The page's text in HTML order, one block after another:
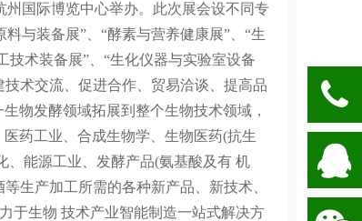
州国际博览中心举办。此次展会设不同专
与装备展”、“酵素与营养健康展”、“生
技术装备展”、“生化仪器与实验室设备
术交流、促进合作、贸易洽谈、提高品
物发酵领域拓展到整个生物技术领域，
药工业、合成生物学、生物医药(抗生
、能源工业、发酵产品(氨基酸及有 机
生产加工所需的各种新产品、新技术、
于生物 技术产业智能制造一站式解决方